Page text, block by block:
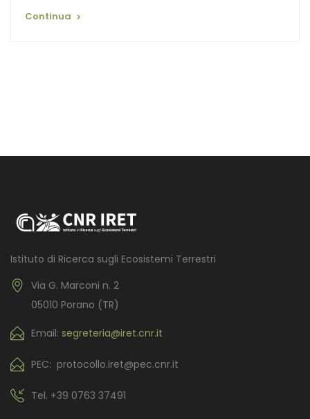
Continua
Istituto di Ricerca sugli Ecosistemi Terrestri
Via G. Marconi n. 2
05010 Porano (TR)
Email: segreteria@iret.cnr.it
PEC: protocollo.iret@pec.cnr.it
Tel. +39 0763 37491